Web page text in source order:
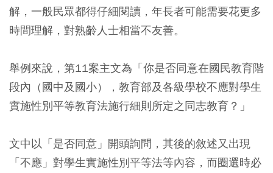
解，一般民眾都得仔細閱讀，年長者可能需要花更多
時間理解，對熟齡人士相當不友善。
舉例來說，第11案主文為「你是否同意在國民教育階
段內（國中及國小），教育部及各級學校不應對學生
實施性別平等教育法施行細則所定之同志教育？」
文中以「是否同意」開頭詢問，其後的敘述又出現
「不應」對學生實施性別平等法等內容，而圈選時必